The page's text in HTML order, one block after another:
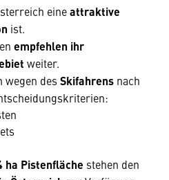
eineattraktive
ist.
empfehlen ihr
weiter.
wegen des Skifahrens nach
ha Pistenfläche stehen den